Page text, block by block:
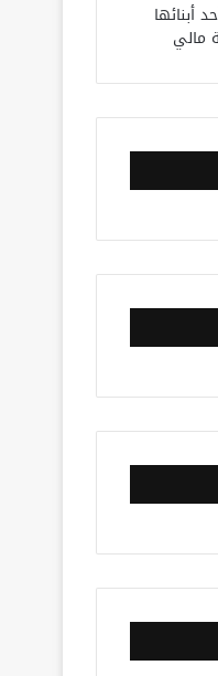
أبنائها
مالي